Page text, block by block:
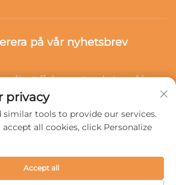
på vår nyhetsbrev
för att få de senaste nyheterna från
och insikter från vårt team.
privacy
similar tools to provide our services.
all cookies, click Personalize
Accept all